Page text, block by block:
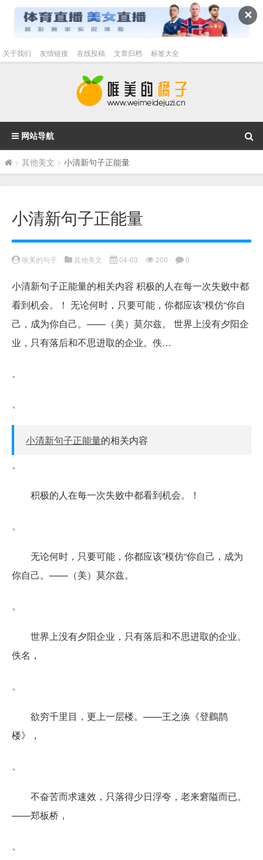
✕
关于我们 友情链接 在线投稿 文章归档 标签大全
网站导航
> 其他美文 > 小清新句子正能量
小清新句子正能量
唯美的句子 其他美文 04-03 200 0
小清新句子正能量的相关内容 积极的人在每一次失败中都
看到机会。！ 无论何时，只要可能，你都应该”模仿“你自
己，成为你自己。——（美）莫尔兹。 世界上没有夕阳企
业，只有落后和不思进取的企业。佚…
小清新句子正能量的相关内容
积极的人在每一次失败中都看到机会。！
无论何时，只要可能，你都应该”模仿“你自己，成为
你自己。——（美）莫尔兹。
世界上没有夕阳企业，只有落后和不思进取的企业。
佚名，
欲穷千里目，更上一层楼。——王之涣《登鸛鹊
楼》，
不奋苦而求速效，只落得少日浮夸，老来窘隘而已。
——郑板桥，